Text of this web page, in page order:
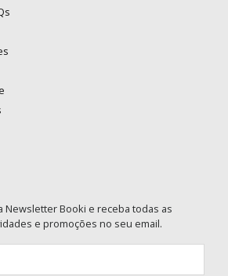
Newsletter Booki e receba todas as
e promoções no seu email.